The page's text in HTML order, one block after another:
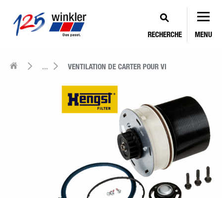
RECHERCHE MENU
... VENTILATION DE CARTER POUR VI